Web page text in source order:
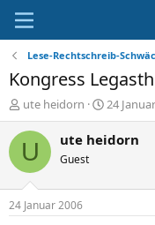
Lese-Rechtschreib-
Kongress
E
r
s
e
ute heidorn
E
r
s
t
24
U ute heidorn
Guest
24 Januar 2006